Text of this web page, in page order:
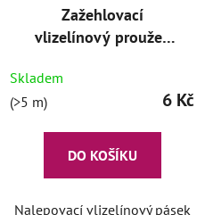
Zažehlovací
vlizelínový proužek
Skladem
(>5 m)
6 Kč
DO KOŠÍKU
Nalepovací vlizelínový pásek